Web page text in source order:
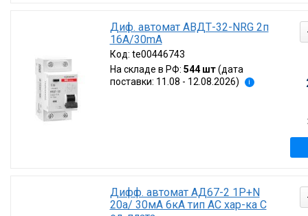
Диф. автомат АВДТ-32-NRG 2п
16А/30mA
Код: te00446743
На складе в РФ: 544 шт (дата
поставки: 11.08 - 12.08.2026)
i
Дифф. автомат АД67-2 1P+N
20а/ 30мА 6кА тип AC хар-ка C